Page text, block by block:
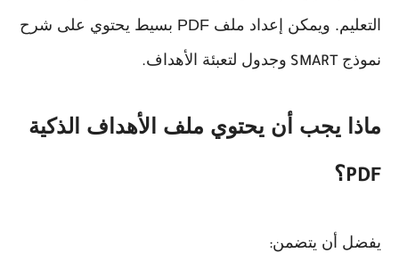
التعليم. ويمكن إعداد ملف PDF
بسيط يحتوي على شرح
نموذج SMART وجدول لتعبئة الأهداف.
ماذا يجب أن يحتوي ملف الأهداف الذكية
PDF؟
يفضل أن يتضمن: